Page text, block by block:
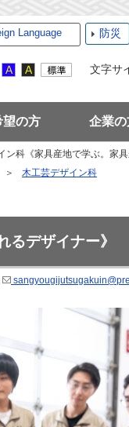
Language 防災
文字サ
望の方 企業の
ン科《家具産地で学ぶ。家
木工芸デザイン科
デザイナー》